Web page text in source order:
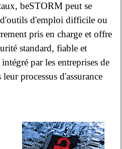
beSTORM peut se
d'outils d'emploi difficile ou
pris en charge et offre
standard, fiable et
par les entreprises de
processus d'assurance